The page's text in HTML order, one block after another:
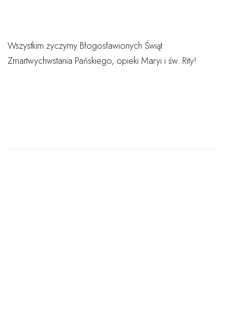
Wszystkim życzymy Błogosławionych Świąt
Zmartwychwstania Pańskiego, opieki Maryi i św. Rity!